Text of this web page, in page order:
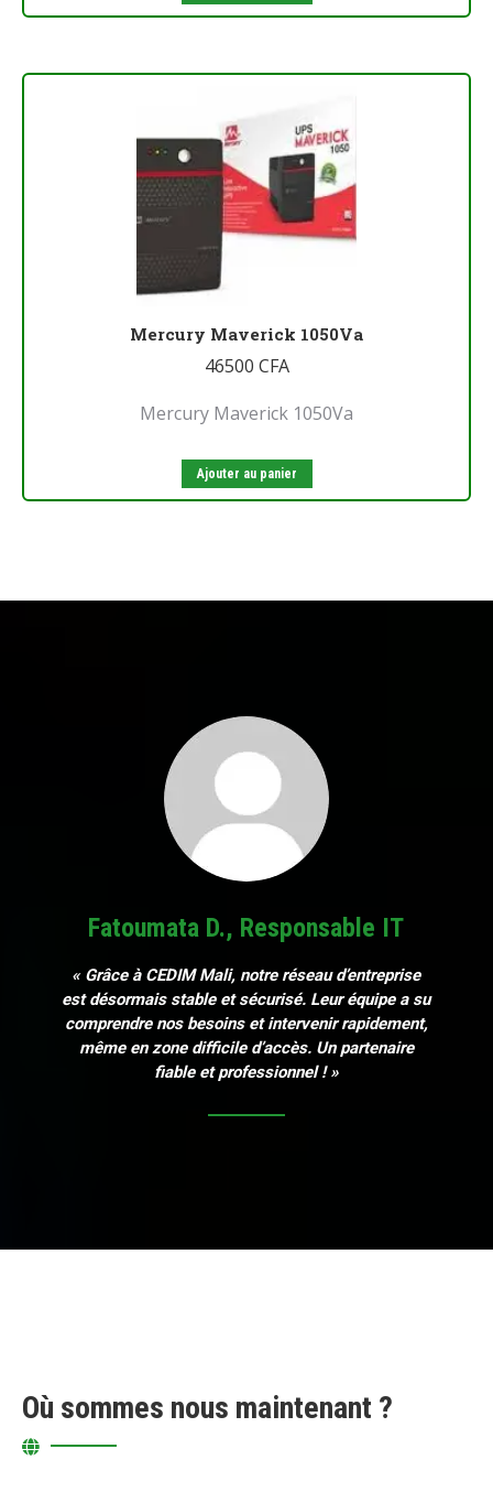
Mercury Maverick 1050Va
46500 CFA
Mercury Maverick 1050Va
Ajouter au panier
Fatoumata D., Responsable IT
« Grâce à CEDIM Mali, notre réseau d’entreprise
est désormais stable et sécurisé. Leur équipe a su
comprendre nos besoins et intervenir rapidement,
même en zone difficile d’accès. Un partenaire
fiable et professionnel ! »
Où sommes nous maintenant ?